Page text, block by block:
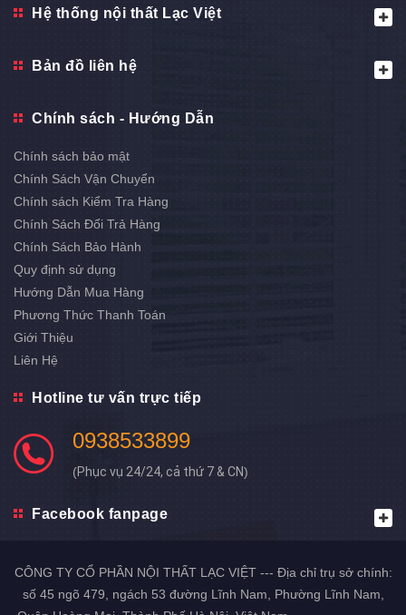
Hệ thống nội thất Lạc Việt
Bản đồ liên hệ
Chính sách - Hướng Dẫn
Chính sách bảo mật
Chính Sách Vận Chuyển
Chính sách Kiểm Tra Hàng
Chính Sách Đổi Trả Hàng
Chính Sách Bảo Hành
Quy định sử dụng
Hướng Dẫn Mua Hàng
Phương Thức Thanh Toán
Giới Thiệu
Liên Hệ
Hotline tư vấn trực tiếp
0938533899
(Phục vụ 24/24, cả thứ 7 & CN)
Facebook fanpage
CÔNG TY CỔ PHẦN NỘI THẤT LẠC VIỆT --- Địa chỉ trụ sở chính:
số 45 ngõ 479, ngách 53 đường Lĩnh Nam, Phường Lĩnh Nam,